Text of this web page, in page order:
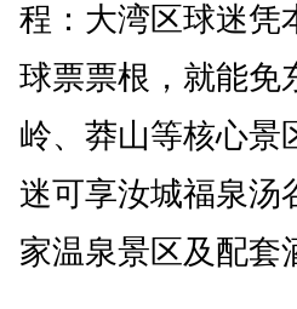
程：大湾区球迷凭
球票票根，就能免
岭、莽山等核心景
迷可享汝城福泉汤
家温泉景区及配套